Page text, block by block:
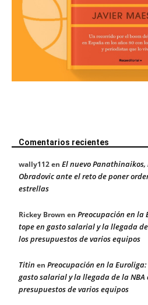
Comentarios recientes
wally112en El nuevo
Obradovic ante el reto de poner
estrellas
Rickey Brown en Preocupación en
tope en gasto salarial y la llegada
los presupuestos de varios equipos
Titin en Preocupación en la
gasto salarial y la llegada de la
presupuestos de varios equipos